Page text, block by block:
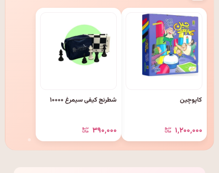
کاپوچین
۱٬۲۰۰٬۰۰۰
شطرنج کیفی سیمرغ ۱۰۰۰۰
۳۹۰٬۰۰۰